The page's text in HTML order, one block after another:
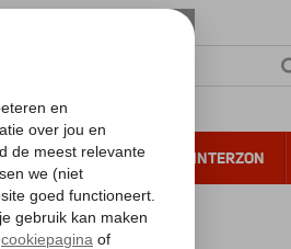
ALL INCLUSIVE WINTERZON